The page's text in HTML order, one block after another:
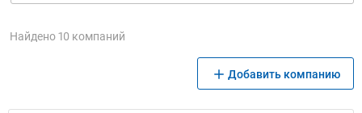
Найдено 10 компаний
Добавить компанию